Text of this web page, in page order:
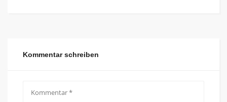
Kommentar schreiben